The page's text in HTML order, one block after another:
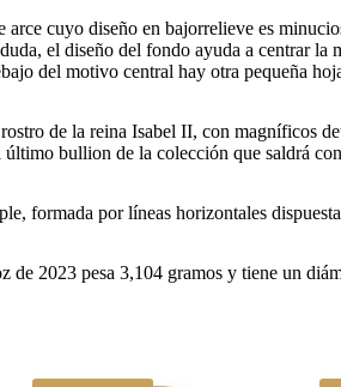
cuyo diseño en bajorrelieve es
el diseño del fondo ayuda a centrar la
del motivo central hay otra pequeña
de la reina Isabel II, con magníficos
último bullion de la colección que saldrá
formada por líneas horizontales
2023 pesa 3,104 gramos y tiene un